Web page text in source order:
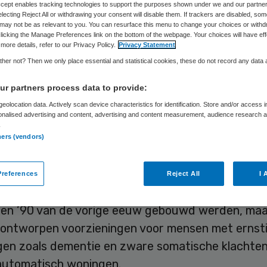
zijn uit. Ze komen negatief in het nieuws,
heel goed dat de verpleeghuiszorg in Nederland
prima kwaliteit is. Maar ze zitten in het
opvangen. Niet alleen van de publieke
bezuinigingen en problemen om het
Ik zeg: ten onrechte!
’90 van de vorige eeuw gebouwd werden,
voorzieningen voor mensen met
zoals dementie en zware somatische
woningen.
enables tracking technologies to support the purposes shown under we and our
Reject All or withdrawing your consent will disable them. If trackers are disabled,
not be as relevant to you. You can resurface this menu to change your choices or
the Manage Preferences link on the bottom of the webpage. Your choices will have
details, refer to our Privacy Policy. Privacy Statement
not? Then we only place essential and statistical cookies, these do not record any data
partners process data to provide:
data. Actively scan device characteristics for identification. Store and/or access
advertising and content, advertising and content measurement, audience research
(vendors)
Reject All I